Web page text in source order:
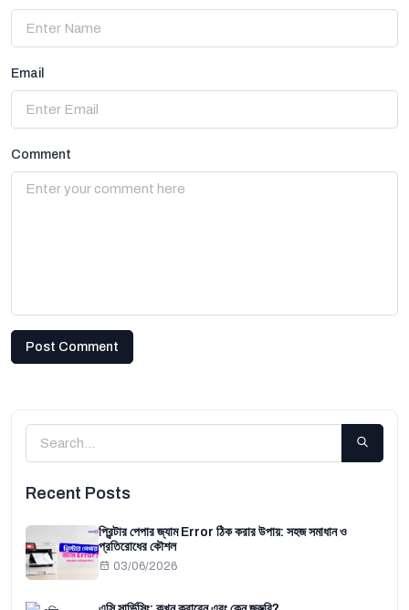
Email
Comment
Post Comment
Recent Posts
প্রিন্টার পেপার জ্যাম Error ঠিক করার উপায়: সহজ সমাধান ও
প্রতিরোধের কৌশল
03/06/2026